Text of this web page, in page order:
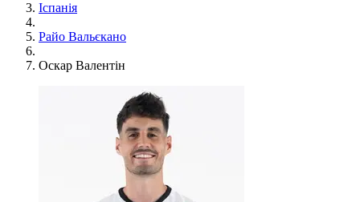
Іспанія
Райо Вальєкано
Оскар Валентін